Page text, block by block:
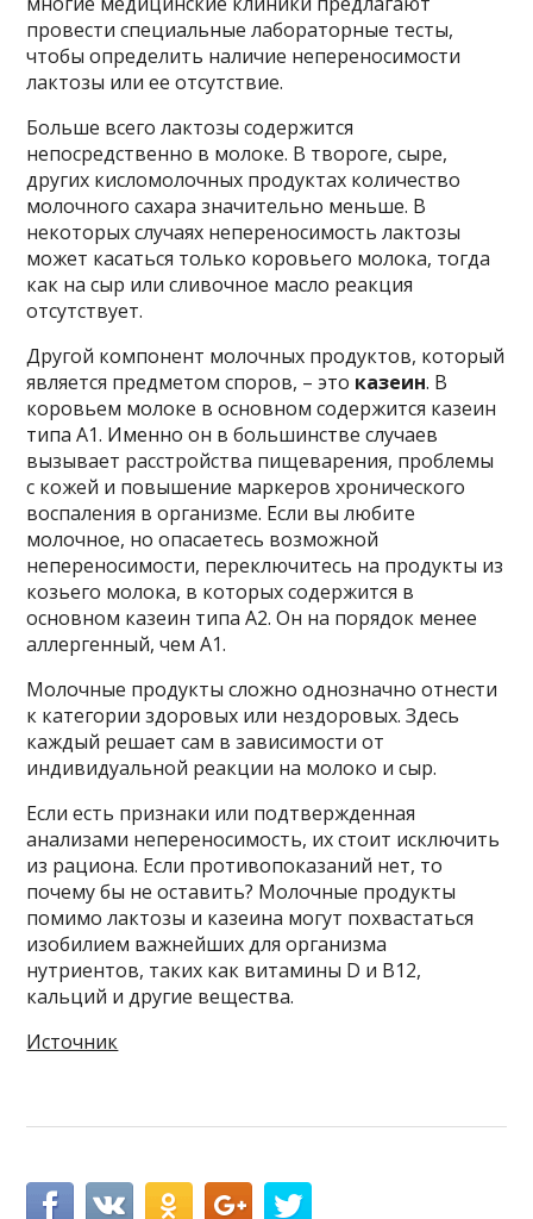
провести специальные лабораторные тесты,
чтобы определить наличие непереносимости
лактозы или ее отсутствие.
Больше всего лактозы содержится
непосредственно в молоке. В твороге, сыре,
других кисломолочных продуктах количество
молочного сахара значительно меньше. В
некоторых случаях непереносимость лактозы
может касаться только коровьего молока, тогда
как на сыр или сливочное масло реакция
отсутствует.
Другой компонент молочных продуктов, который
является предметом споров, – это казеин. В
коровьем молоке в основном содержится казеин
типа А1. Именно он в большинстве случаев
вызывает расстройства пищеварения, проблемы
с кожей и повышение маркеров хронического
воспаления в организме. Если вы любите
молочное, но опасаетесь возможной
непереносимости, переключитесь на продукты из
козьего молока, в которых содержится в
основном казеин типа А2. Он на порядок менее
аллергенный, чем А1.
Молочные продукты сложно однозначно отнести
к категории здоровых или нездоровых. Здесь
каждый решает сам в зависимости от
индивидуальной реакции на молоко и сыр.
Если есть признаки или подтвержденная
анализами непереносимость, их стоит исключить
из рациона. Если противопоказаний нет, то
почему бы не оставить? Молочные продукты
помимо лактозы и казеина могут похвастаться
изобилием важнейших для организма
нутриентов, таких как витамины D и В12,
кальций и другие вещества.
Источник